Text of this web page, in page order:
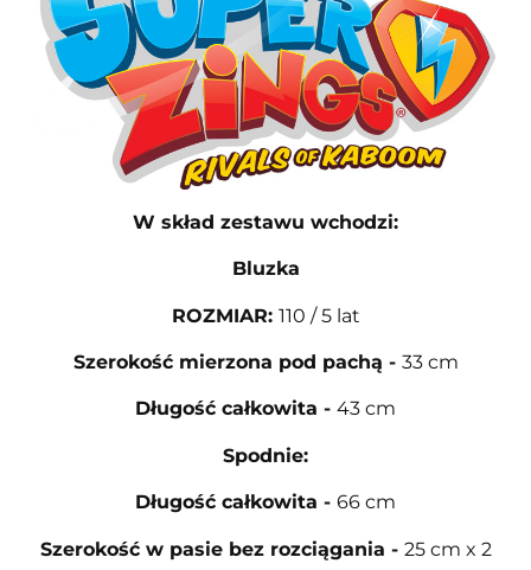
W skład zestawu wchodzi:
Bluzka
ROZMIAR: 110 / 5 lat
Szerokość mierzona pod pachą - 33 cm
Długość całkowita - 43 cm
Spodnie:
Długość całkowita - 66 cm
Szerokość w pasie bez rozciągania - 25 cm x 2